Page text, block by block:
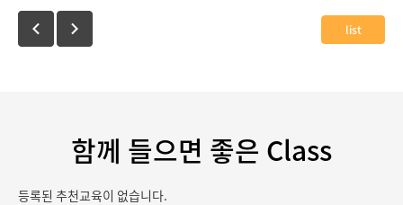
list
함께 들으면 좋은 Class
등록된 추천교육이 없습니다.